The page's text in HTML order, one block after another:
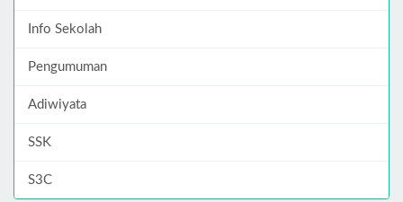
Info Sekolah
Pengumuman
Adiwiyata
SSK
S3C